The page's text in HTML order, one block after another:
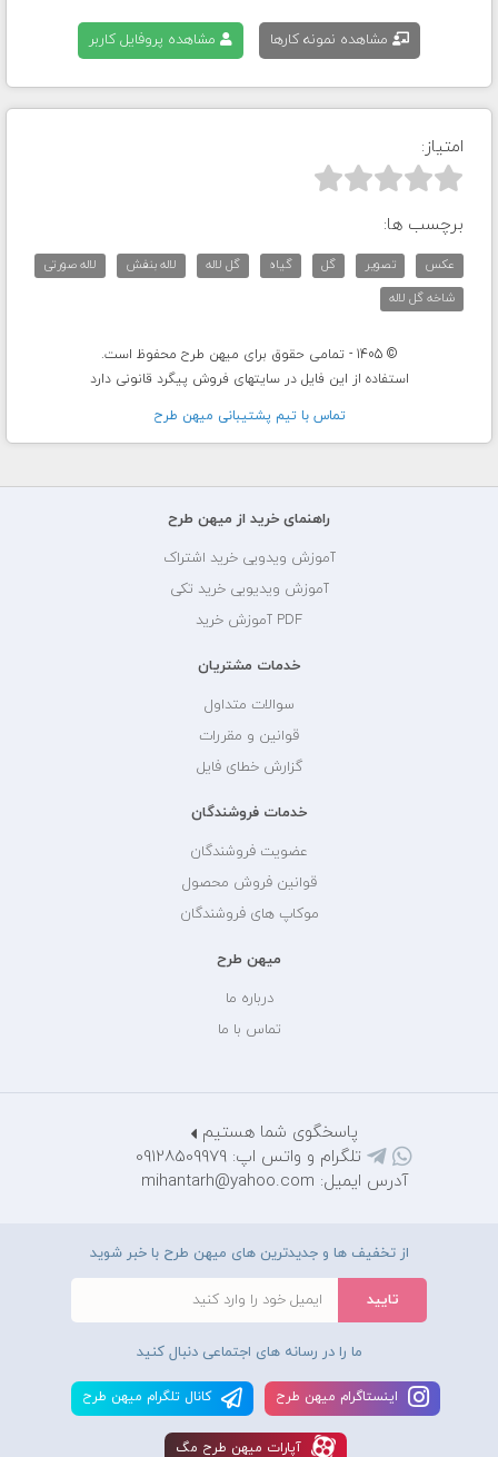
مشاهده نمونه کارها مشاهده پروفایل کاربر
امتیاز:



برچسب ها:
عکس تصویر گل گیاه گل لاله لاله بنفش
لاله صورتی
شاخه گل لاله
© 1405 - تمامی حقوق برای میهن طرح محفوظ است.
استفاده از این فایل در سایتهای فروش پیگرد قانونی دارد
تماس با تيم پشتيبانی ميهن طرح
راهنمای خرید از میهن طرح
آموزش ویدویی خرید اشتراک
آموزش ویدیویی خرید تکی
PDF آموزش خرید
خدمات مشتریان
سوالات متداول
قوانین و مقررات
گزارش خطای فایل
خدمات فروشندگان
عضویت فروشندگان
قوانین فروش محصول
موکاپ های فروشندگان
میهن طرح
درباره ما
تماس با ما
پاسخگوی شما هستیم
تلگرام و واتس اپ: 09128509979
آدرس ایمیل: mihantarh@yahoo.com
از تخفیف ها و جدیدترین های میهن طرح با خبر شوید
ما را در رسانه های اجتماعی دنبال کنید
اينستاگرام ميهن طرح کانال تلگرام ميهن طرح
آپارات ميهن طرح مگ